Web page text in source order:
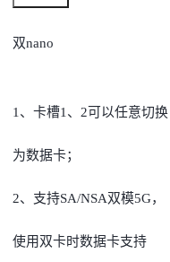
4G TD-LTE:
B48;
4G FDD-LTE:
B1/B2/B3/B4/B5/B7/B8/
/B17/B18/B19/B20/B25/
双nano
1、卡槽1、2可以任意切换
为数据卡；
2、支持SA/NSA双模5G，
使用双卡时数据卡支持